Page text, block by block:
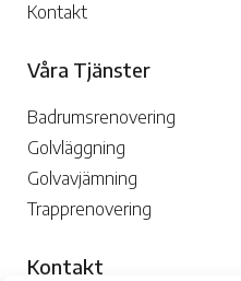
Kontakt
Våra Tjänster
Badrumsrenovering
Golvläggning
Golvavjämning
Trapprenovering
Kontakt